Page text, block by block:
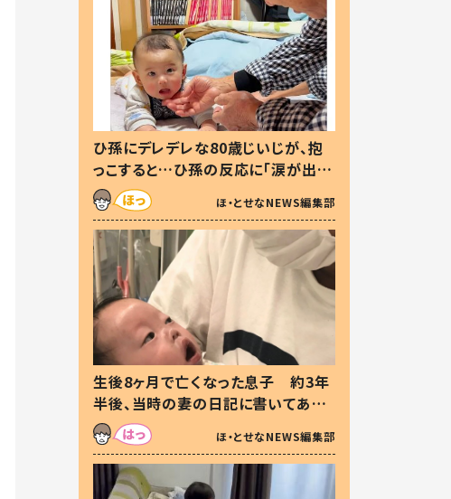
ひ孫にデレデレな80歳じいじが、抱
っこすると…ひ孫の反応に「涙が出ま
した」「可愛くて仕方ない」
ほ・とせなNEWS編集部
生後8ヶ月で亡くなった息子 約3年
半後、当時の妻の日記に書いてあっ
た本音とは
ほ・とせなNEWS編集部